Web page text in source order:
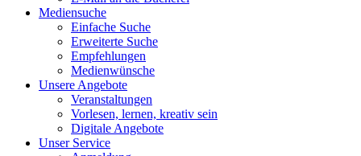
Mediensuche
Einfache Suche
Erweiterte Suche
Empfehlungen
Medienwünsche
Unsere Angebote
Veranstaltungen
Vorlesen, lernen, kreativ sein
Digitale Angebote
Unser Service